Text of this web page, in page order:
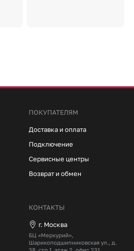
ПОКУПАТЕЛЯМ
Доставка и оплата
Подключение
Сервисные центры
Возврат и обмен
КОНТАКТЫ
г. Москва
БЦ «Меркурий»,
Шарикоподшипниковская ул., д.
38, стр.1, этаж 2, офис 231